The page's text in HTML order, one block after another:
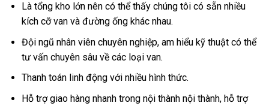
Là tổng kho lớn nên có thể thấy chúng tôi có sẵn nhiều
kích cỡ van và đường ống khác nhau.
Đội ngũ nhân viên chuyên nghiệp, am hiểu kỹ thuật có thể
tư vấn chuyên sâu về các loại van.
Thanh toán linh động với nhiều hình thức.
Hỗ trợ giao hàng nhanh trong nội thành nội thành, hỗ trợ